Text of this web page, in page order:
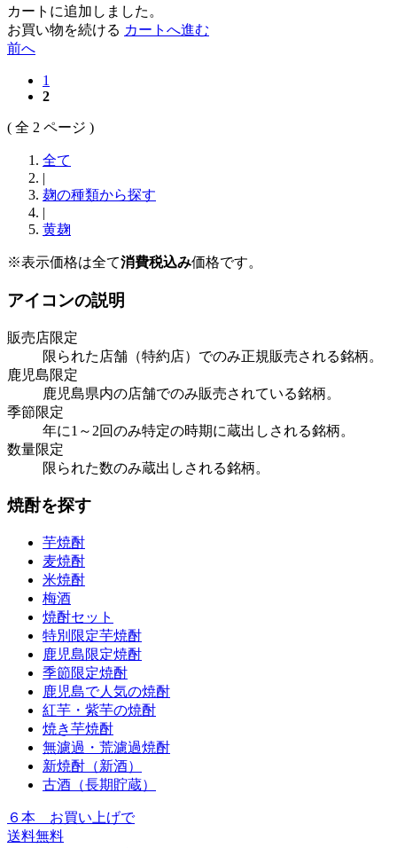
カートに追加しました。
お買い物を続ける カートへ進む
前へ
1
2
( 全 2 ページ )
全て
|
麹の種類から探す
|
黄麹
※表示価格は全て消費税込み価格です。
アイコンの説明
販売店限定
限られた店舗（特約店）でのみ正規販売される銘柄。
鹿児島限定
鹿児島県内の店舗でのみ販売されている銘柄。
季節限定
年に1～2回のみ特定の時期に蔵出しされる銘柄。
数量限定
限られた数のみ蔵出しされる銘柄。
焼酎を探す
芋焼酎
麦焼酎
米焼酎
梅酒
焼酎セット
特別限定芋焼酎
鹿児島限定焼酎
季節限定焼酎
鹿児島で人気の焼酎
紅芋・紫芋の焼酎
焼き芋焼酎
無濾過・荒濾過焼酎
新焼酎（新酒）
古酒（長期貯蔵）
６本 お買い上げで
送料無料